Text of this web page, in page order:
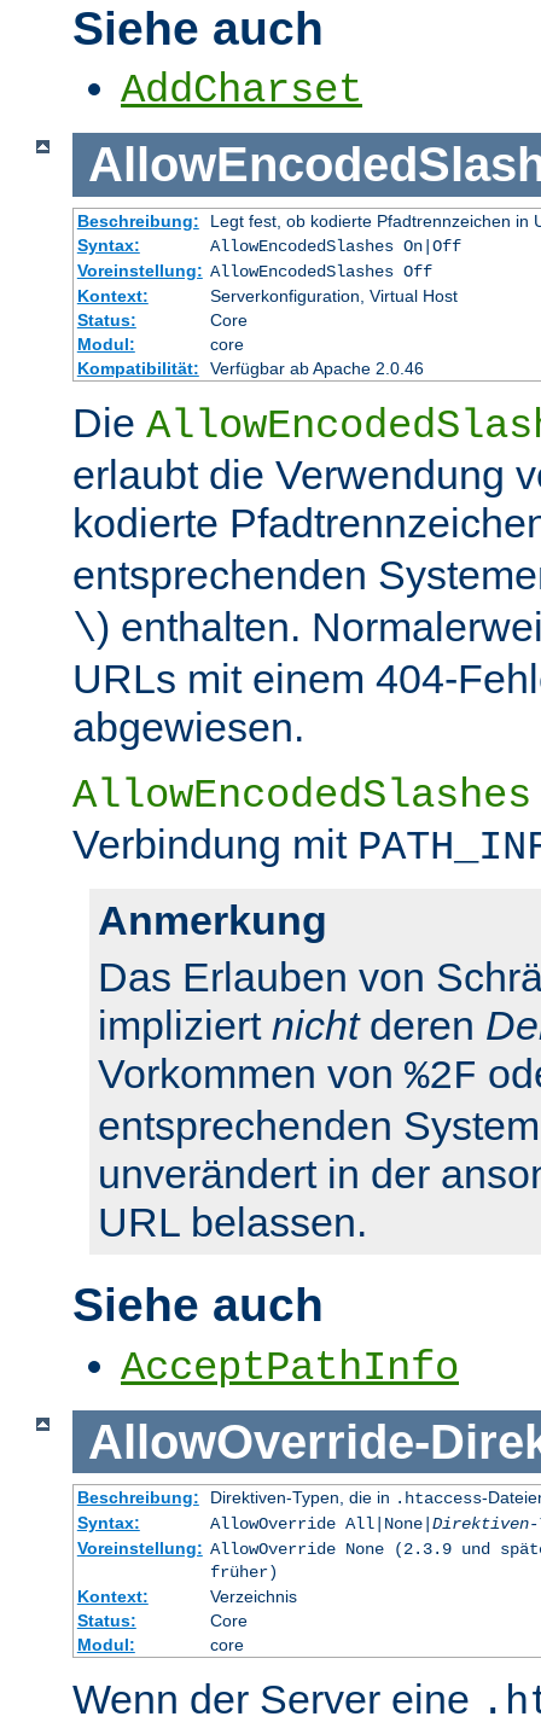
Siehe auch
AddCharset
Beschreibung:
Legt fest, ob kodierte Pfadtrennzeichen in
Syntax:
AllowEncodedSlashes On|Off
Voreinstellung: AllowEncodedSlashes Off
Kontext:
Serverkonfiguration, Virtual Host
Status:
Core
Modul:
core
Kompatibilität:
Verfügbar ab Apache 2.0.46
Die
erlaubt die Verwendung
kodierte
entsprechenden
\) enthalten.
URLs mit einem 404-
abgewiesen.
AllowEncodedSlashes
Verbindung mit
Anmerkung
Das Erlauben von
impliziert nichtderen
Vorkommen von %2F
entsprechenden
unverändert in der
URL belassen.
Siehe auch
AcceptPathInfo
AllowOverride-
Beschreibung: Direktiven-Typen, die in .htaccess-
Syntax:
AllowOverride All|None| Direktiven-
Voreinstellung: AllowOverride None (2.3.9 und
früher)
Kontext:
Verzeichnis
Status:
Core
Modul:
core
Wenn der Server eine